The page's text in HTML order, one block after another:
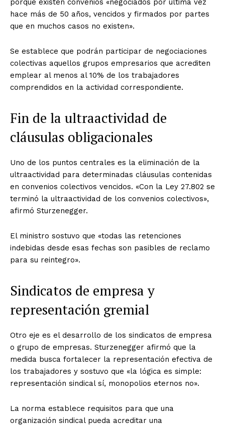
porque existen convenios «negociados por última vez
hace más de 50 años, vencidos y firmados por partes
que en muchos casos no existen».
Se establece que podrán participar de negociaciones
colectivas aquellos grupos empresarios que acrediten
emplear al menos al 10% de los trabajadores
comprendidos en la actividad correspondiente.
Fin de la ultraactividad de
cláusulas obligacionales
Uno de los puntos centrales es la eliminación de la
ultraactividad para determinadas cláusulas contenidas
en convenios colectivos vencidos. «Con la Ley 27.802 se
terminó la ultraactividad de los convenios colectivos»,
afirmó Sturzenegger.
El ministro sostuvo que «todas las retenciones
indebidas desde esas fechas son pasibles de reclamo
para su reintegro».
Sindicatos de empresa y
representación gremial
Otro eje es el desarrollo de los sindicatos de empresa
o grupo de empresas. Sturzenegger afirmó que la
medida busca fortalecer la representación efectiva de
los trabajadores y sostuvo que «la lógica es simple:
representación sindical sí, monopolios eternos no».
La norma establece requisitos para que una
organización sindical pueda acreditar una